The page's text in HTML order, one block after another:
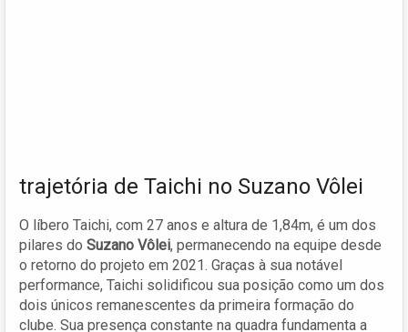
trajetória de Taichi no Suzano Vôlei
O líbero Taichi, com 27 anos e altura de 1,84m, é um dos
pilares do Suzano Vôlei, permanecendo na equipe desde
o retorno do projeto em 2021. Graças à sua notável
performance, Taichi solidificou sua posição como um dos
dois únicos remanescentes da primeira formação do
clube. Sua presença constante na quadra fundamenta a